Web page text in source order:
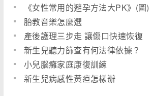
《女性常用的避孕方法大PK》(圖)
胎教音樂怎麼選
產後護理三步走 讓傷口快速恢復
新生兒聽力篩查有何法律依據？
小兒腦癱家庭康復訓練
新生兒病感性黃疸怎樣辦